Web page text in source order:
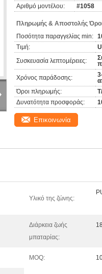
Αριθμό μοντέλου:
#1058
Πληρωμής & Αποστολής
Ποσότητα παραγγελίας min:
Τιμή:
Συσκευασία λεπτομέρειες:
Χρόνος παράδοσης:
Όροι πληρωμής:
Δυνατότητα προσφοράς:
Επικοινωνία
Υλικό της ζώνης:
Διάρκεια ζωής
μπαταρίας:
MOQ: